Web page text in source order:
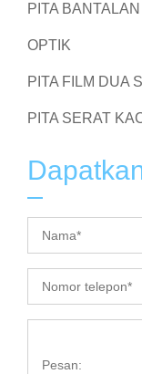
PITA
OPTIK
PITA FILM DUA
PITA SERAT